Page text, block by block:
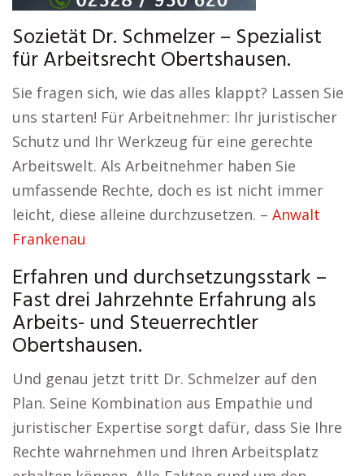
Sozietät Dr. Schmelzer – Spezialist
für Arbeitsrecht Obertshausen.
Sie fragen sich, wie das alles klappt? Lassen Sie
uns starten! Für Arbeitnehmer: Ihr juristischer
Schutz und Ihr Werkzeug für eine gerechte
Arbeitswelt. Als Arbeitnehmer haben Sie
umfassende Rechte, doch es ist nicht immer
leicht, diese alleine durchzusetzen. – Anwalt
Frankenau
Erfahren und durchsetzungsstark –
Fast drei Jahrzehnte Erfahrung als
Arbeits- und Steuerrechtler
Obertshausen.
Und genau jetzt tritt Dr. Schmelzer auf den
Plan. Seine Kombination aus Empathie und
juristischer Expertise sorgt dafür, dass Sie Ihre
Rechte wahrnehmen und Ihren Arbeitsplatz